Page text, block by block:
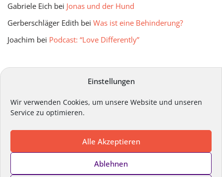
Einstellungen
Wir verwenden Cookies, um unsere Website und unseren
Service zu optimieren.
Alle Akzeptieren
Ablehnen
Gabriele Eich bei Jonas und der Hund
Gerberschläger Edith bei Was ist eine Behinderung?
Joachim bei Podcast: “Love Differently”
Impressum Datenschutz
Kontakt